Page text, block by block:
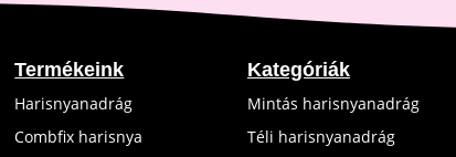
Termékeink
Harisnyanadrág
Combfix harisnya
Kategóriák
Mintás harisnyanadrág
Téli harisnyanadrág